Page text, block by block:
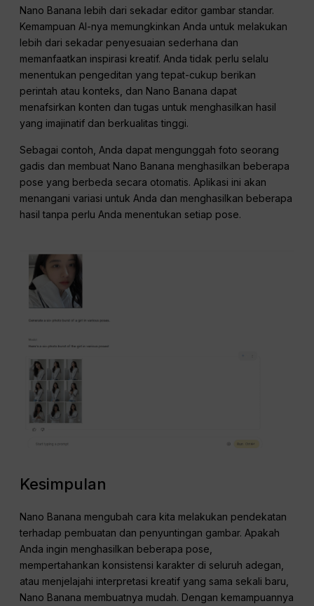
Nano Banana lebih dari sekadar editor gambar standar.
Kemampuan AI-nya memungkinkan Anda untuk melakukan
lebih dari sekadar penyesuaian sederhana dan
memanfaatkan inspirasi kreatif. Anda tidak perlu selalu
menentukan pengeditan yang tepat-cukup berikan
perintah atau konteks, dan Nano Banana dapat
menafsirkan konten dan tugas untuk menghasilkan hasil
yang imajinatif dan berkualitas tinggi.
Sebagai contoh, Anda dapat mengunggah foto seorang
gadis dan membuat Nano Banana menghasilkan beberapa
pose yang berbeda secara otomatis. Aplikasi ini akan
menangani variasi untuk Anda dan menghasilkan beberapa
hasil tanpa perlu Anda menentukan setiap pose.
Kesimpulan
Nano Banana mengubah cara kita melakukan pendekatan
terhadap pembuatan dan penyuntingan gambar. Apakah
Anda ingin menghasilkan beberapa pose,
mempertahankan konsistensi karakter di seluruh adegan,
atau menjelajahi interpretasi kreatif yang sama sekali baru,
Nano Banana membuatnya mudah. Dengan kemampuannya